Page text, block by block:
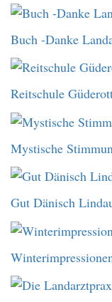
Buch -Danke
Reitschule
Mystische
Gut Dänisch